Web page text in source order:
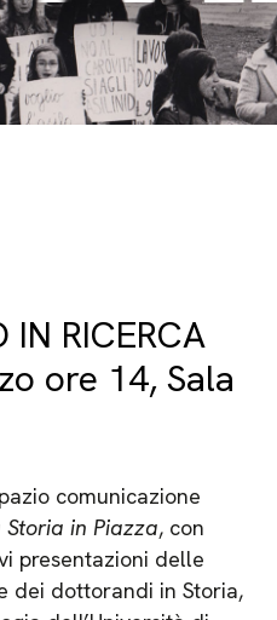
IN RICERCA
ore 14, Sala
comunicazione
Storia in Piazza, con
presentazioni delle
dei dottorandi in Storia,